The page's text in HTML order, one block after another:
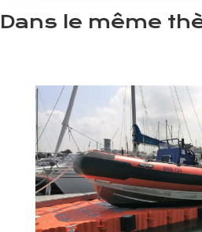
Dans le même